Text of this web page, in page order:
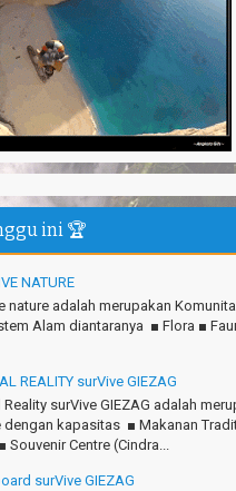
Amazing
atas panduan wisata Kabupaten
telah menemani kami ke
- Bandung Barat
canyon, extreme, enjoy dan
ini 🏆
NATURE
nature adalah merupakan
Alam diantaranya ■ Flora ■
REALITY surVive GIEZAG
Reality surVive GIEZAG adalah
dengan kapasitas ■ Makanan
Souvenir Centre (Cindra...
surVive GIEZAG